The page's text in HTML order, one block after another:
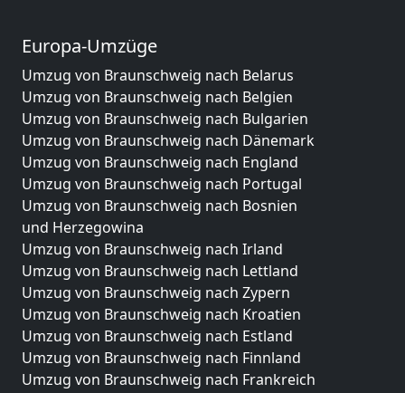
Europa-Umzüge
Umzug von Braunschweig nach Belarus
Umzug von Braunschweig nach Belgien
Umzug von Braunschweig nach Bulgarien
Umzug von Braunschweig nach Dänemark
Umzug von Braunschweig nach England
Umzug von Braunschweig nach Portugal
Umzug von Braunschweig nach Bosnien
und Herzegowina
Umzug von Braunschweig nach Irland
Umzug von Braunschweig nach Lettland
Umzug von Braunschweig nach Zypern
Umzug von Braunschweig nach Kroatien
Umzug von Braunschweig nach Estland
Umzug von Braunschweig nach Finnland
Umzug von Braunschweig nach Frankreich